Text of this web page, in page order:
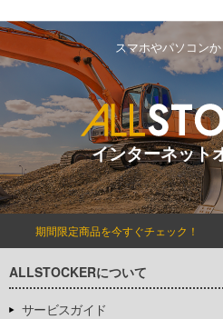
スマホやパソコン
インターネット
期間限定商品を今すぐチェック！
ALLSTOCKERについて
サービスガイド